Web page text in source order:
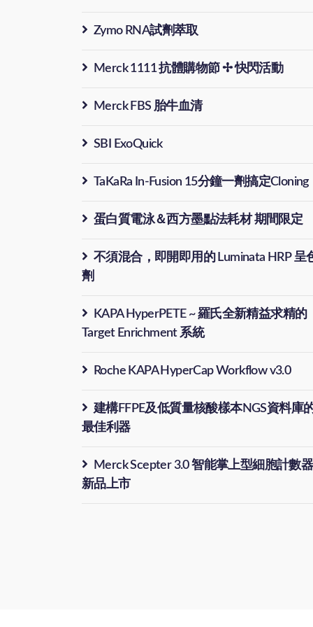
Zymo RNA試劑萃取
Merck 1111 抗體購物節 ✢ 快閃活動
Merck FBS 胎牛血清
SBI ExoQuick
TaKaRa In-Fusion 15分鐘一劑搞定Cloning
蛋白質電泳＆西方墨點法耗材 期間限定
不須混合，即開即用的 Luminata HRP 呈
劑
KAPA HyperPETE ~ 羅氏全新精益求精的
Target Enrichment 系統
Roche KAPA HyperCap Workflow v3.0
建構FFPE及低質量核酸樣本NGS資料庫
最佳利器
Merck Scepter 3.0 智能掌上型細胞計數器
新品上市